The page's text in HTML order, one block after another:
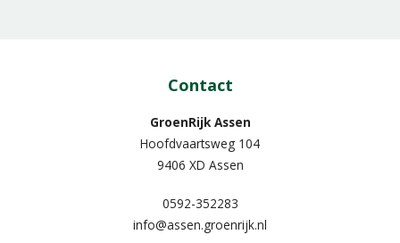
Contact
GroenRijk Assen
Hoofdvaartsweg 104
9406 XD Assen
0592-352283
info@assen.groenrijk.nl